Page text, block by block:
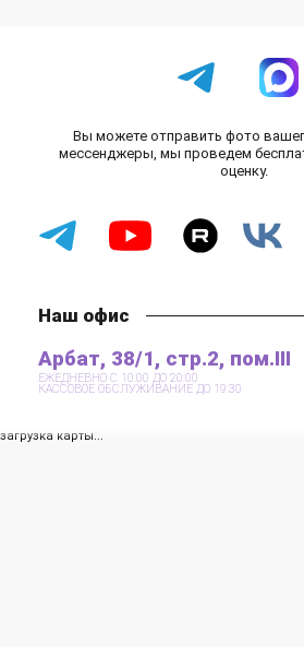
Вы можете отправить фото
мессенджеры, мы проведем
оценку.
Наш офис
Арбат, 38/1, стр.2, пом.III
ЕЖЕДНЕВНО С 10:00 ДО 20:00
КАССОВОЕ ОБСЛУЖИВАНИЕ ДО 19:30
загрузка карты...